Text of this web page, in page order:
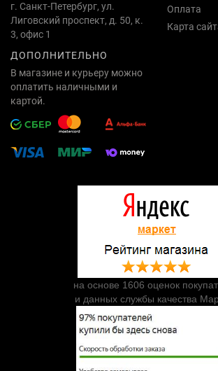
г. Санкт-Петербург, ул.
Лиговский проспект, д. 50, к.
3, офис 1
Оплата
Карта
ДОПОЛНИТЕЛЬНО
В магазине и курьеру можно
оплатить наличными и
картой.
на основе 1606 оценок
и данных службы качества